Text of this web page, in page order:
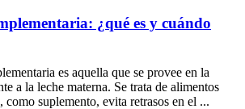
¿qué es y cuándo
es aquella que se provee en la
a la leche materna. Se trata de alimentos
suplemento, evita retrasos en el ...